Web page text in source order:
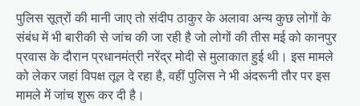
पुलिस सूत्रों की मानी जाए तो संदीप ठाकुर के अलावा अन्य कुछ लोगों के
संबंध में भी बारीकी से जांच की जा रही है जो लोगों की तीस मई को कानपुर
प्रवास के दौरान प्रधानमंत्री नरेंद्र मोदी से मुलाकात हुई थी। इस मामले
को लेकर जहां विपक्ष तूल दे रहा है, वहीं पुलिस ने भी अंदरूनी तौर पर इस
मामले में जांच शुरू कर दी है।